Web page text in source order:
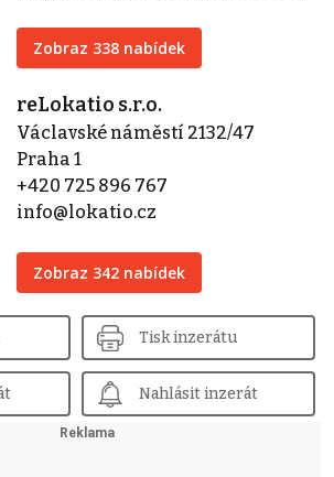
Zobraz 338 nabídek
reLokatio s.r.o.
Václavské náměstí 2132/47
Praha 1
+420 725 896 767
info@lokatio.cz
Zobraz 342 nabídek
Tisk inzerátu
Nahlásit inzerát